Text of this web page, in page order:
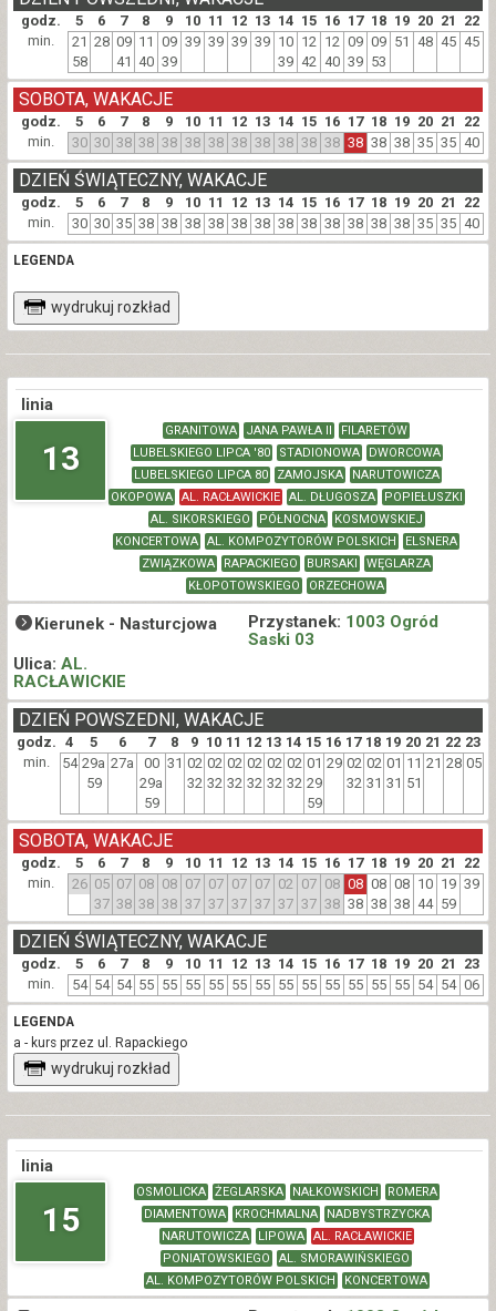
godz. 5 6 7 8 9 10 11 12 13 14 15 16 17 18 19 20 21 22
min.
21
58
28 09
41
11
40
09
39
39 39 39 39 10
39
12
42
12
40
09
39
09
53
51 48 45 45
godz. 5 6 7 8 9 10 11 12 13 14 15 16 17 18 19 20 21 22
SOBOTA, WAKACJE
min. 30 30 38 38 38 38 38 38 38 38 38 38 38 38 38 35 35 40
godz. 5 6 7 8 9 10 11 12 13 14 15 16 17 18 19 20 21 22
DZIEŃ ŚWIĄTECZNY, WAKACJE
min. 30 30 35 38 38 38 38 38 38 38 38 38 38 38 38 35 35 40
LEGENDA
wydrukuj rozkład
linia
13
GRANITOWA JANA PAWŁA II
FILARETÓW
LUBELSKIEGO LIPCA '80
STADIONOWA
DWORCOWA
LUBELSKIEGO LIPCA 80
ZAMOJSKA
NARUTOWICZA
OKOPOWA
AL. RACŁAWICKIE AL. DŁUGOSZA
POPIEŁUSZKI
AL. SIKORSKIEGO
PÓŁNOCNA
KOSMOWSKIEJ
KONCERTOWA
AL. KOMPOZYTORÓW POLSKICH
ELSNERA
ZWIĄZKOWA
RAPACKIEGO BURSAKI
WĘGLARZA
KŁOPOTOWSKIEGO
ORZECHOWA
Kierunek - Nasturcjowa Przystanek: 1003 Ogród
Saski 03
Ulica: AL.
RACŁAWICKIE
godz. 4 5 6 7 8 9 10 11 12 13 14 15 16 17 18 19 20 21 22 23
DZIEŃ POWSZEDNI, WAKACJE
min. 54 29a
59
27a
00
29a
59
31 02
32
02
32
02
32
02
32
02
32
02
32
01
29
59
29 02
32
02
31
01
31
11
51
21 28 05
godz. 5 6 7 8 9 10 11 12 13 14 15 16 17 18 19 20 21 22
SOBOTA, WAKACJE
min. 26 05
37
07
38
08
38
08
38
07
37
07
37
07
37
07
37
02
37
07
37
08
38
08
38
08
38
08
38
10
44
19
59
39
godz. 5 6 7 8 9 10 11 12 13 14 15 16 17 18 19 20 21 23
DZIEŃ ŚWIĄTECZNY, WAKACJE
min. 54 54 54 55 55 55 55 55 55 55 55 55 55 55 55 54 54 06
LEGENDA
a - kurs przez ul. Rapackiego
wydrukuj rozkład
linia
15
OSMOLICKA ŻEGLARSKA NAŁKOWSKICH
ROMERA
DIAMENTOWA
KROCHMALNA
NADBYSTRZYCKA
NARUTOWICZA
LIPOWA
AL. RACŁAWICKIE
PONIATOWSKIEGO
AL. SMORAWIŃSKIEGO
AL. KOMPOZYTORÓW POLSKICH
KONCERTOWA